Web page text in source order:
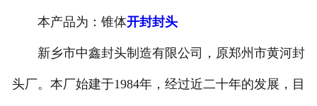
本产品为：锥体开封封头
新乡市中鑫封头制造有限公司，原郑州市黄河封
头厂。本厂始建于1984年，经过近二十年的发展，目